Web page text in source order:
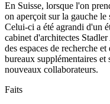
En Suisse, lorsque l'on
on aperçoit sur la gauche
Celui-ci a été agrandi d'un
cabinet d'architectes
des espaces de recherche
bureaux supplémentaires
nouveaux collaborateurs.
Faits